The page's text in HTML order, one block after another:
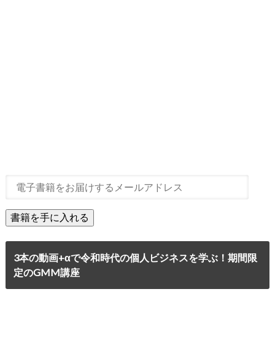
3本の動画+αで令和時代の個人ビジネスを学ぶ！期間限
定のGMM講座